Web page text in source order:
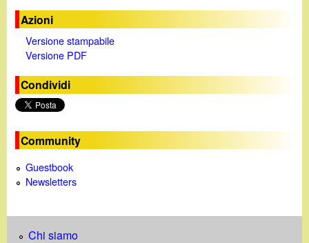
Azioni
Versione stampabile
Versione PDF
Condividi
Community
Guestbook
Newsletters
Chi siamo